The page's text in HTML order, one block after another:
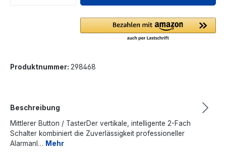
Produktnummer: 298468
Beschreibung
Mittlerer Button / TasterDer vertikale, intelligente 2-Fach
Schalter kombiniert die Zuverlässigkeit professioneller
Alarmanl… Mehr